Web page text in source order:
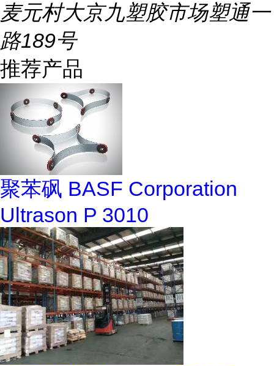
麦元村大京九塑胶市场塑通一
路189号
推荐产品
聚苯砜 BASF Corporation
Ultrason P 3010